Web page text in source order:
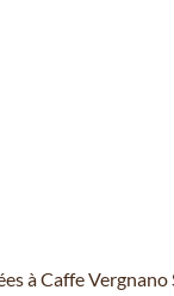
à Caffe Vergnano